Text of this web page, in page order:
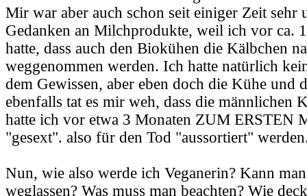
Mir war aber auch schon seit einiger Zeit sehr
Gedanken an Milchprodukte, weil ich vor ca.
hatte, dass auch den Biokühen die Kälbchen
weggenommen werden. Ich hatte natürlich
dem Gewissen, aber eben doch die Kühe und
ebenfalls tat es mir weh, dass die männlichen
hatte ich vor etwa 3 Monaten ZUM ERSTEN
"gesext". also für den Tod "aussortiert"
Nun, wie also werde ich Veganerin? Kann
weglassen? Was muss man beachten? Wie